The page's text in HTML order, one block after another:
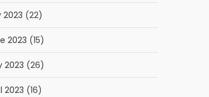
2023 (22)
2023 (15)
2023 (26)
2023 (16)